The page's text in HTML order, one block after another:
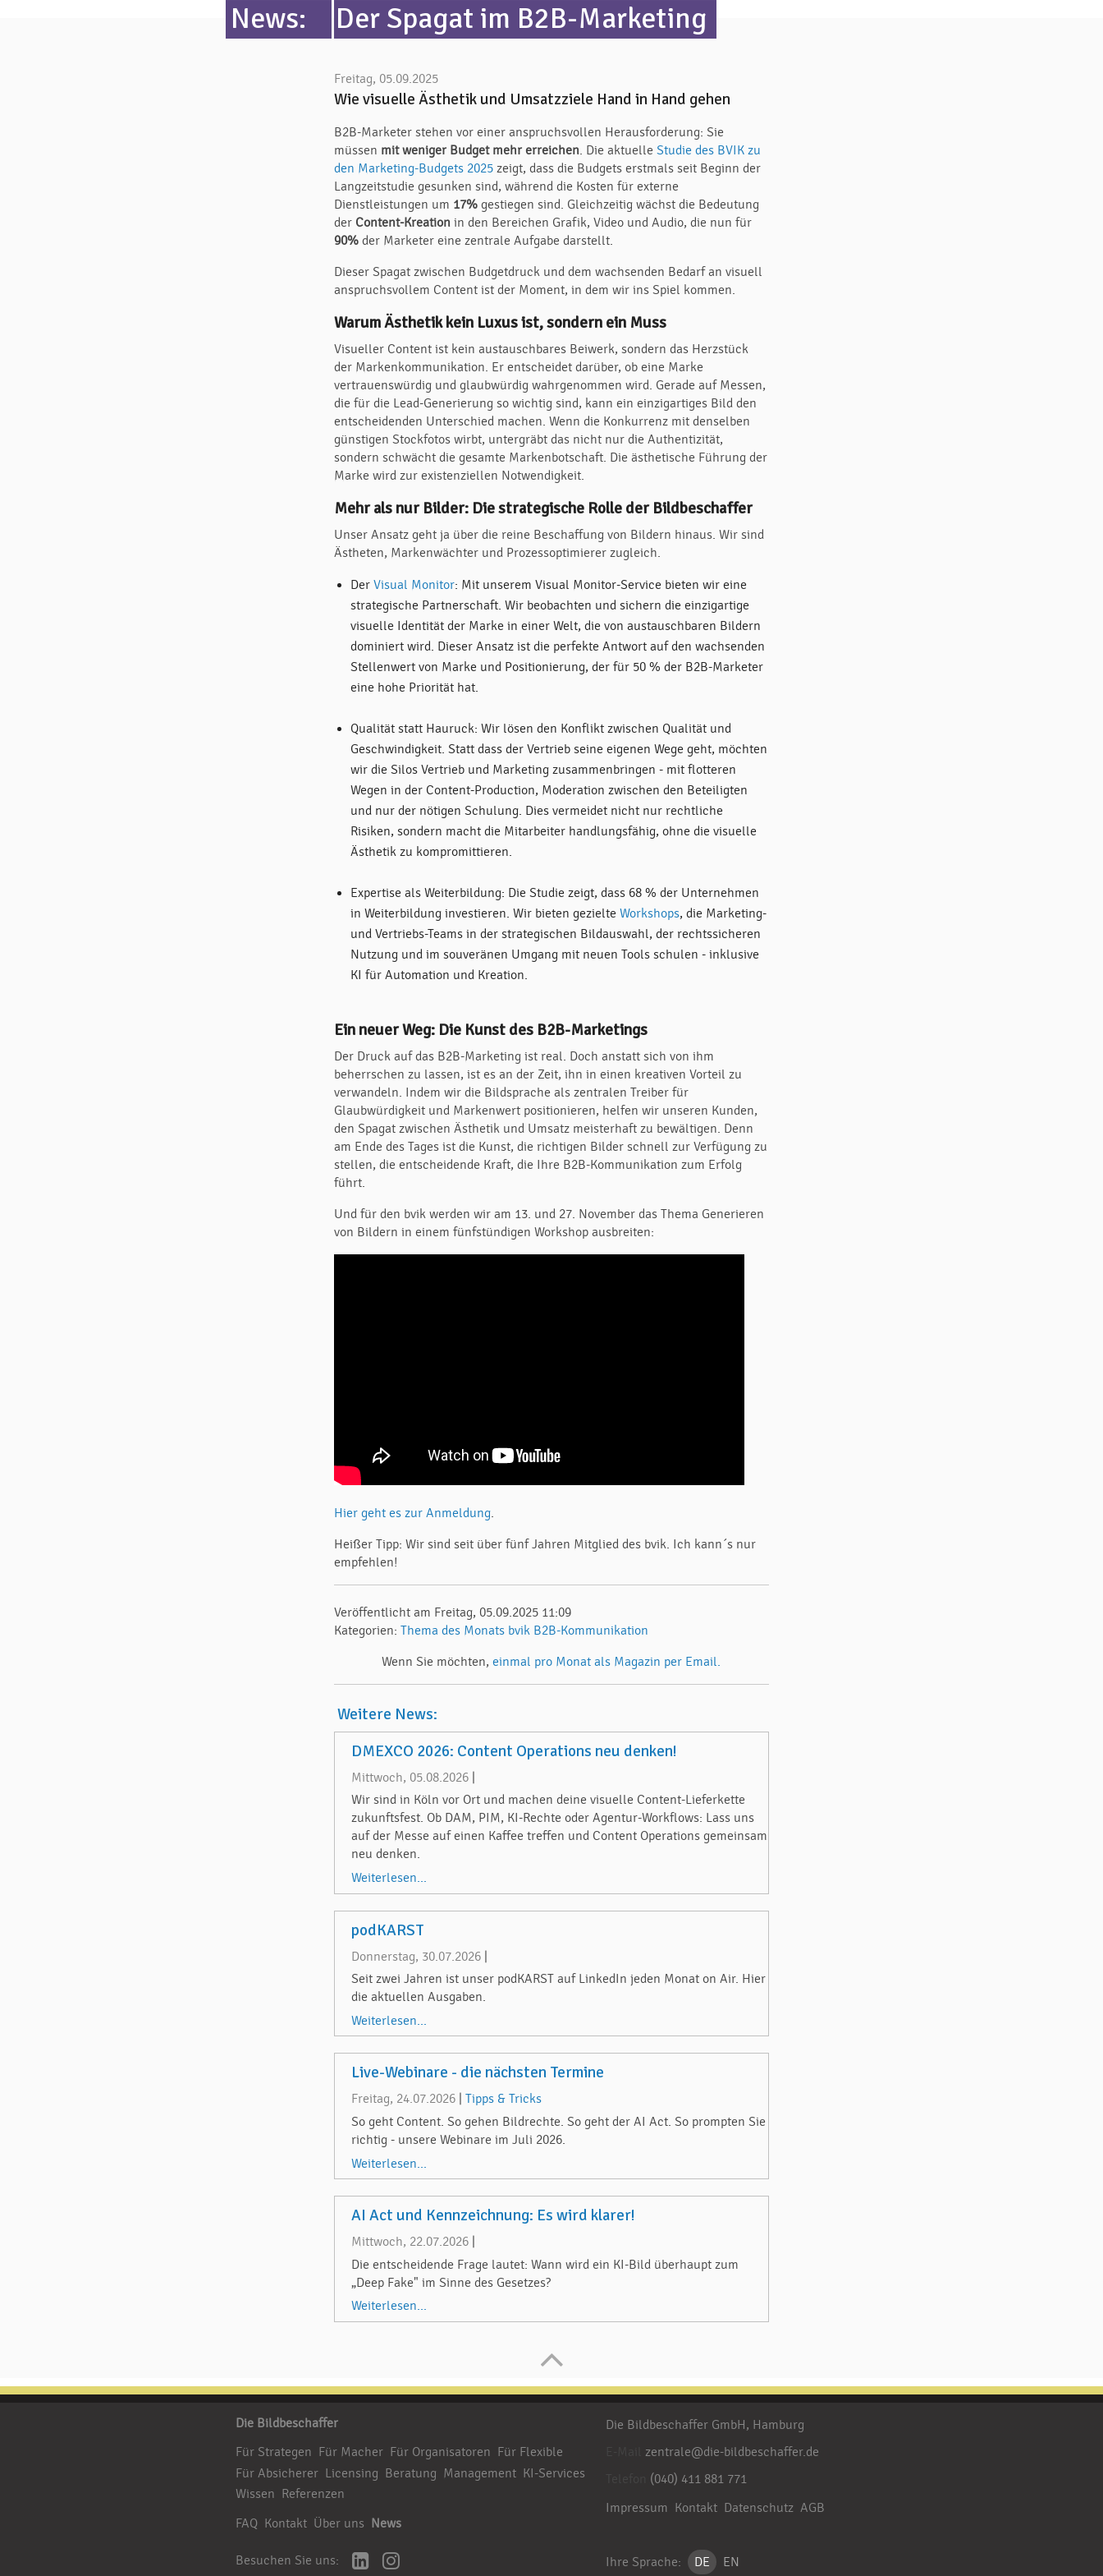
News: Der Spagat im B2B-Marketing
Freitag, 05.09.2025
Wie visuelle Ästhetik und Umsatzziele Hand in Hand gehen
B2B-Marketer stehen vor einer anspruchsvollen Herausforderung: Sie
müssen mit weniger Budget mehr erreichen. Die aktuelleStudie des BVIK zu
den Marketing-Budgets 2025zeigt, dass die Budgets erstmals seit Beginn der
Langzeitstudie gesunken sind, während die Kosten für externe
Dienstleistungen um 17% gestiegen sind. Gleichzeitig wächst die Bedeutung
der Content-Kreation in den Bereichen Grafik, Video und Audio, die nun für
90% der Marketer eine zentrale Aufgabe darstellt.
Dieser Spagat zwischen Budgetdruck und dem wachsenden Bedarf an visuell
anspruchsvollem Content ist der Moment, in dem wir ins Spiel kommen.
Warum Ästhetik kein Luxus ist, sondern ein Muss
Visueller Content ist kein austauschbares Beiwerk, sondern das Herzstück
der Markenkommunikation. Er entscheidet darüber, ob eine Marke
vertrauenswürdig und glaubwürdig wahrgenommen wird. Gerade auf Messen,
die für die Lead-Generierung so wichtig sind, kann ein einzigartiges Bild den
entscheidenden Unterschied machen. Wenn die Konkurrenz mit denselben
günstigen Stockfotos wirbt, untergräbt das nicht nur die Authentizität,
sondern schwächt die gesamte Markenbotschaft. Die ästhetische Führung der
Marke wird zur existenziellen Notwendigkeit.
Mehr als nur Bilder: Die strategische Rolle der Bildbeschaffer
Unser Ansatz geht ja über die reine Beschaffung von Bildern hinaus. Wir sind
Ästheten, Markenwächter und Prozessoptimierer zugleich.
DerVisual Monitor: Mit unserem Visual Monitor-Service bieten wir eine
strategische Partnerschaft. Wir beobachten und sichern die einzigartige
visuelle Identität der Marke in einer Welt, die von austauschbaren Bildern
dominiert wird. Dieser Ansatz ist die perfekte Antwort auf den wachsenden
Stellenwert von Marke und Positionierung, der für 50 % der B2B-Marketer
eine hohe Priorität hat.
Qualität statt Hauruck: Wir lösen den Konflikt zwischen Qualität und
Geschwindigkeit. Statt dass der Vertrieb seine eigenen Wege geht, möchten
wir die Silos Vertrieb und Marketing zusammenbringen - mit flotteren
Wegen in der Content-Production, Moderation zwischen den Beteiligten
und nur der nötigen Schulung. Dies vermeidet nicht nur rechtliche
Risiken, sondern macht die Mitarbeiter handlungsfähig, ohne die visuelle
Ästhetik zu kompromittieren.
Expertise als Weiterbildung: Die Studie zeigt, dass 68 % der Unternehmen
in Weiterbildung investieren. Wir bieten gezielteWorkshops, die Marketing-
und Vertriebs-Teams in der strategischen Bildauswahl, der rechtssicheren
Nutzung und im souveränen Umgang mit neuen Tools schulen - inklusive
KI für Automation und Kreation.
Ein neuer Weg: Die Kunst des B2B-Marketings
Der Druck auf das B2B-Marketing ist real. Doch anstatt sich von ihm
beherrschen zu lassen, ist es an der Zeit, ihn in einen kreativen Vorteil zu
verwandeln. Indem wir die Bildsprache als zentralen Treiber für
Glaubwürdigkeit und Markenwert positionieren, helfen wir unseren Kunden,
den Spagat zwischen Ästhetik und Umsatz meisterhaft zu bewältigen. Denn
am Ende des Tages ist die Kunst, die richtigen Bilder schnell zur Verfügung zu
stellen, die entscheidende Kraft, die Ihre B2B-Kommunikation zum Erfolg
führt.
Und für den bvik werden wir am 13. und 27. November das Thema Generieren
von Bildern in einem fünfstündigen Workshop ausbreiten:
Hier geht es zur Anmeldung.
Heißer Tipp: Wir sind seit über fünf Jahren Mitglied des bvik. Ich kann´s nur
empfehlen!
Veröffentlicht am Freitag, 05.09.2025 11:09
Kategorien:Thema des Monats bvik B2B-Kommunikation
Wenn Sie möchten,einmal pro Monat als Magazin per Email.
Weitere News:
DMEXCO 2026: Content Operations neu denken!
Mittwoch, 05.08.2026
Wir sind in Köln vor Ort und machen deine visuelle Content-Lieferkette
zukunftsfest. Ob DAM, PIM, KI-Rechte oder Agentur-Workflows: Lass uns
auf der Messe auf einen Kaffee treffen und Content Operations gemeinsam
neu denken.
Weiterlesen...
podKARST
Donnerstag, 30.07.2026
Seit zwei Jahren ist unser podKARST auf LinkedIn jeden Monat on Air. Hier
die aktuellen Ausgaben.
Weiterlesen...
Live-Webinare - die nächsten Termine
Freitag, 24.07.2026 |Tipps & Tricks
So geht Content. So gehen Bildrechte. So geht der AI Act. So prompten Sie
richtig - unsere Webinare im Juli 2026.
Weiterlesen...
AI Act und Kennzeichnung: Es wird klarer!
Mittwoch, 22.07.2026
Die entscheidende Frage lautet: Wann wird ein KI-Bild überhaupt zum
„Deep Fake" im Sinne des Gesetzes?
Weiterlesen...
Die Bildbeschaffer
Für Strategen Für Macher Für Organisatoren Für Flexible
Für Absicherer Licensing Beratung Management KI-Services
Wissen
Referenzen
FAQ Kontakt Über uns News
Die Bildbeschaffer GmbH, Hamburg
zentrale@die-bildbeschaffer.de
(040) 411 881 771
Impressum Kontakt Datenschutz AGB
Besuchen Sie uns: Ihre Sprache: DE EN